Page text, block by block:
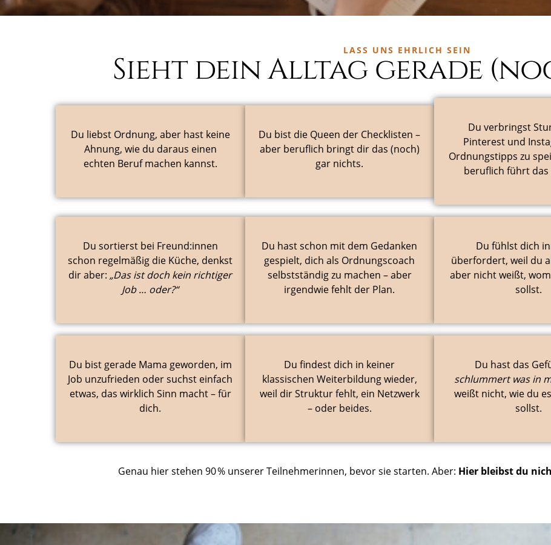
LASS UNS EHRLICH SEIN
Sieht dein Alltag gerade
Du liebst Ordnung, aber hast keine
Ahnung, wie du daraus einen
echten Beruf machen kannst.
Du bist die Queen der Checklisten –
aber beruflich bringt dir das (noch)
gar nichts.
Du verbringst
Pinterest und
Ordnungstipps zu
beruflich führt das
Du sortierst bei Freund:innen
schon regelmäßig die Küche, denkst
dir aber:„Das ist doch kein richtiger
Job … oder?“
Du hast schon mit dem Gedanken
gespielt, dich als Ordnungscoach
selbstständig zu machen – aber
irgendwie fehlt der Plan.
Du fühlst dich
überfordert, weil du
aber nicht weißt,
sollst.
Du bist gerade Mama geworden, im
Job unzufrieden oder suchst einfach
etwas, das wirklich Sinn macht – für
dich.
Du findest dich in keiner
klassischen Weiterbildung wieder,
weil dir Struktur fehlt, ein Netzwerk
– oder beides.
Du hast das
schlummert was in
weißt nicht, wie du
sollst.
Genau hier stehen 90 % unserer Teilnehmerinnen, bevor sie starten. Aber: Hier bleibst du